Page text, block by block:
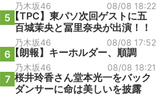
乃木坂46 08/08 18:22
5【TPC】東パソ次回ゲストに五
百城茉央と冨里奈央が出演！！
乃木坂46 08/08 17:52
6【朗報】キーホルダー、順調
乃木坂46 08/08 18:21
7 桜井玲香さん堂本光一をバック
ダンサーに命は美しいを披露